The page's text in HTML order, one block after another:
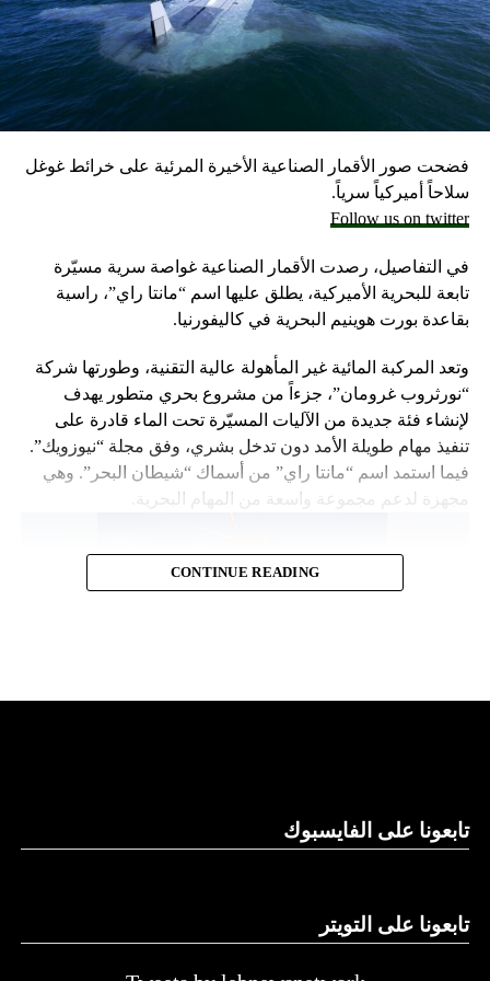
احتياطيا في حال نشوب حرب محتملة مع لبنان، وفق ما أكد
مسؤولون إسرائيليون حاليون وسابقون.
وكانت وزارة الخارجية أرجأت في مايو، فقط تسليم قنابل زنة
2000 رطل و500 رطل إلى إسرائيل بسبب مخاوف بشأن سقوط
ضحايا من المدنيين في مدينة رفح.
إلا أن نتنياهو خرج الأسبوع المضي بتصريحات نارية، ومفاجئة
حول مماطلة أميركا في تسليم تل أبيب أسلحة
ما أثار حفيظة البيت الأبيض الذي وصف تلك التصريحات بالمخيبة
للآمال.
فضحت صور الأقمار الصناعية الأخيرة المرئية على خرائط غوغل
سلاحاً أميركياً سرياً.
Follow us on twitter
في التفاصيل، رصدت الأقمار الصناعية غواصة سرية مسيّرة
تابعة للبحرية الأميركية، يطلق عليها اسم “مانتا راي”، راسية
بقاعدة بورت هوينيم البحرية في كاليفورنيا.
وتعد المركبة المائية غير المأهولة عالية التقنية، وطورتها شركة
“نورثروب غرومان”، جزءاً من مشروع بحري متطور يهدف
لإنشاء فئة جديدة من الآليات المسيّرة تحت الماء قادرة على
تنفيذ مهام طويلة الأمد دون تدخل بشري، وفق مجلة “نيوزويك”.
فيما استمد اسم “مانتا راي” من أسماك “شيطان البحر”. وهي
مجهزة لدعم مجموعة واسعة من المهام البحرية.
وتقول “نورثروب غرومان”، وهي تكتل للصناعات الجوية
الطاقة التي تسمح لها بالرسو في قاع البحر و”السبات” في حالة
انخفاض الطاقة.
CONTINUE READING
تابعونا على الفايسبوك
تابعونا على التويتر